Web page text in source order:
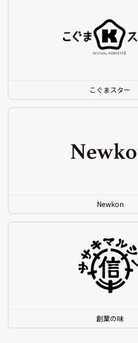
こぐまスター
Newkon
創業の味